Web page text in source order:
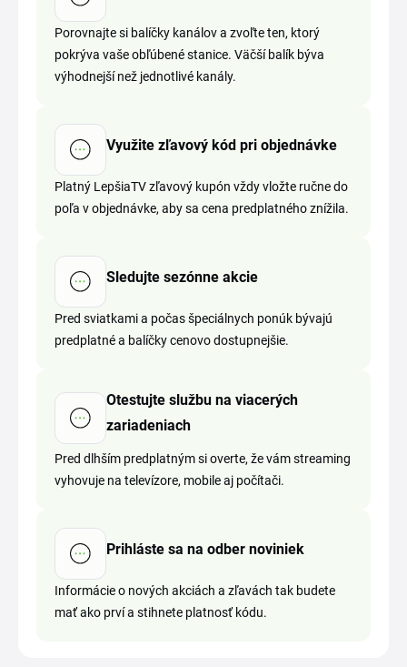
Porovnajte si balíčky kanálov a zvoľte ten, ktorý
pokrýva vaše obľúbené stanice. Väčší balík býva
výhodnejší než jednotlivé kanály.
Využite zľavový kód pri objednávke
Platný LepšiaTV zľavový kupón vždy vložte ručne do
poľa v objednávke, aby sa cena predplatného znížila.
Sledujte sezónne akcie
Pred sviatkami a počas špeciálnych ponúk bývajú
predplatné a balíčky cenovo dostupnejšie.
Otestujte službu na viacerých
zariadeniach
Pred dlhším predplatným si overte, že vám streaming
vyhovuje na televízore, mobile aj počítači.
Prihláste sa na odber noviniek
Informácie o nových akciách a zľavách tak budete
mať ako prví a stihnete platnosť kódu.